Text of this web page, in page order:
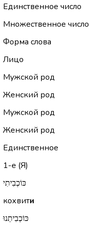
Единственное число
Множественное число
Форма слова
Лицо
Мужской род
Женский род
Мужской род
Женский род
Единственное
1-е (Я)
כּוֹכְבִיתִי
кохвити
כּוֹכְבִיתֵנוּ